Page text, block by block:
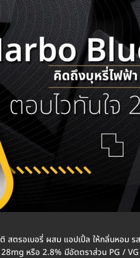
สตรอเบอรี่ ผสม แอปเปิ้ล ให้กลิ่นหอม ร
หรือ 2.8% มีอัตตราส่วน PG /